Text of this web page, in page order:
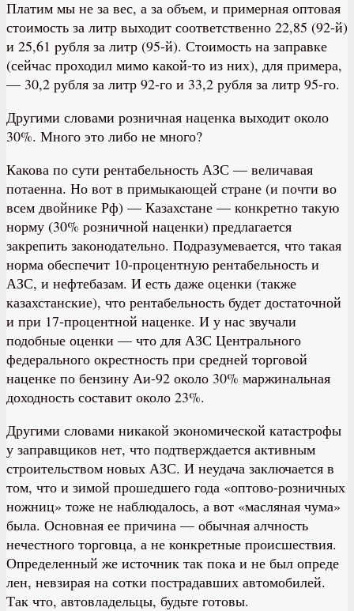
Платим мы не за вес, а за объем, и примерная оптовая
стоимость за литр выходит соответственно 22,85 (92-й)
и 25,61 pубля за литр (95-й). Стоимость на заправке
(сейчас проходил мимо какой-то из них), для примера,
— 30,2 рубля за литр 92-го и 33,2 рубля за литр 95-го.
Другими словами розничная наценка выходит около
30%. Много это либо не много?
Какова по сути рентабельность АЗС — величавая
потаенна. Но вот в примыкающей стране (и почти во
всем двойнике Рф) — Казахстане — конкретно такую
норму (30% розничной наценки) предлагается
закрепить законодательно. Подразумевается, что такая
норма обеспечит 10-процентную рентабельность и
АЗС, и нефтебазам. И есть даже оценки (также
казахстанские), что рентабельность будет достаточной
и при 17-процентной наценке. И у нас звучали
подобные оценки — что для АЗС Центрального
федерального окрестность при средней торговой
наценке по бензину Аи-92 около 30% маржинальная
доходность составит около 23%.
Другими словами никакой экономической катастрофы
у заправщиков нет, что подтверждается активным
строительством новых АЗС. И неудача заключается в
том, что и зимой прошедшего года «оптово-розничных
ножниц» тоже не наблюдалось, а вот «масляная чума»
была. Основная ее причина — обычная алчность
нечестного торговца, а не конкретные происшествия.
Определенный же источник так пока и не был опреде
лен, невзирая на сотки пострадавших автомобилей.
Так что, автовладельцы, будьте готовы.